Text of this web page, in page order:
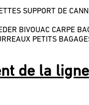
SUPPORT DE
BIVOUAC CARPE
PETITS
de la ligne